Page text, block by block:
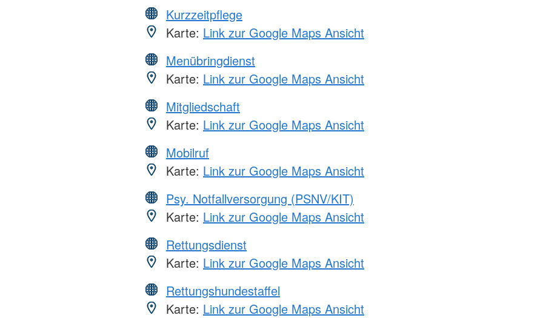
Kurzzeitpflege
Karte: Link zur Google Maps Ansicht
Menübringdienst
Karte: Link zur Google Maps Ansicht
Mitgliedschaft
Karte: Link zur Google Maps Ansicht
Mobilruf
Karte: Link zur Google Maps Ansicht
Psy. Notfallversorgung (PSNV/KIT)
Karte: Link zur Google Maps Ansicht
Rettungsdienst
Karte: Link zur Google Maps Ansicht
Rettungshundestaffel
Karte: Link zur Google Maps Ansicht